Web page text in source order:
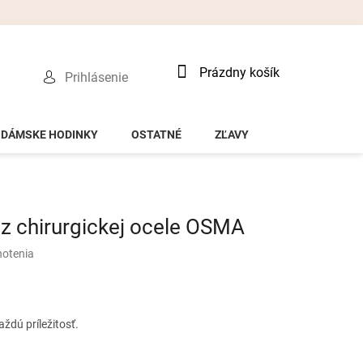
Prihlásenie
Nákupný
Prázdny košík
DÁMSKE HODINKY OSTATNÉ ZĽAVY
chirurgickej ocele OSMA
príležitosť.